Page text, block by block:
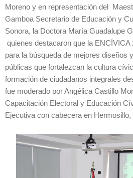
Moreno y en representación del
Gamboa Secretario de Educación y
Sonora, la Doctora María Guadalupe
quienes destacaron que la ENCÍVICA
para la búsqueda de mejores diseños
públicas que fortalezcan la cultura
formación de ciudadanos integrales
fue moderado por Angélica Castillo
Capacitación Electoral y Educación
Ejecutiva con cabecera en Hermosillo,